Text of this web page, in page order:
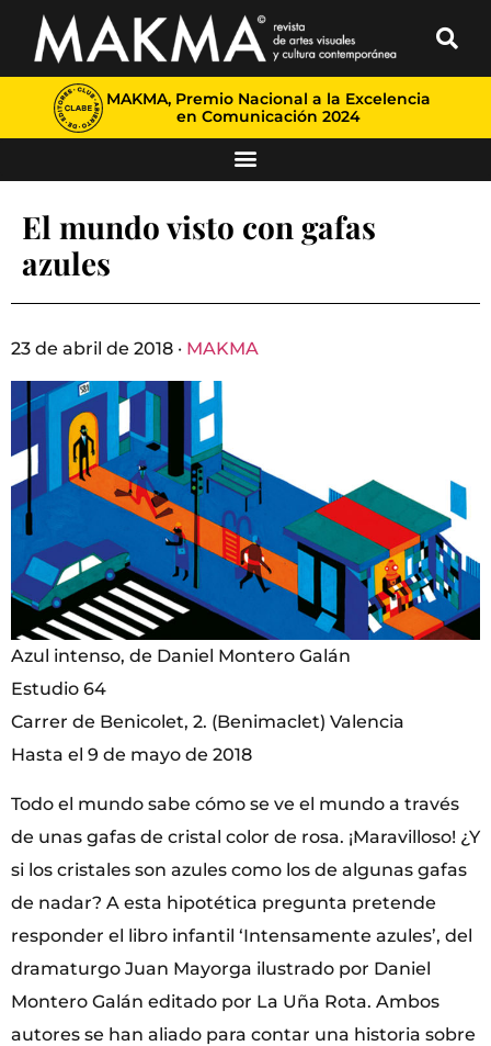
MAKMA, Premio Nacional a la Excelencia
en Comunicación 2024
El mundo visto con gafas
azules
23 de abril de 2018 · MAKMA
Azul intenso, de Daniel Montero Galán
Estudio 64
Carrer de Benicolet, 2. (Benimaclet) Valencia
Hasta el 9 de mayo de 2018
Todo el mundo sabe cómo se ve el mundo a través
de unas gafas de cristal color de rosa. ¡Maravilloso! ¿Y
si los cristales son azules como los de algunas gafas
de nadar? A esta hipotética pregunta pretende
responder el libro infantil ‘Intensamente azules’, del
dramaturgo Juan Mayorga ilustrado por Daniel
Montero Galán editado por La Uña Rota. Ambos
autores se han aliado para contar una historia sobre